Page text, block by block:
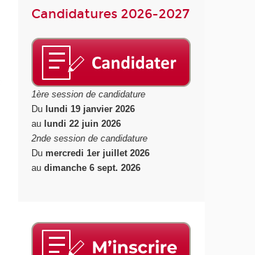
Candidatures 2026-2027
1ère session de candidature
Du lundi 19 janvier 2026
au lundi 22 juin 2026
2nde session de candidature
Dumercredi 1er juillet 2026
audimanche 6 sept. 2026